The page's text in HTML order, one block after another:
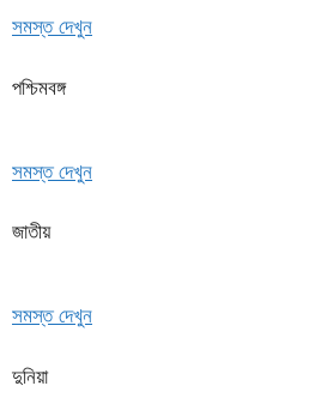
সমস্ত দেখুন
পশ্চিমবঙ্গ
সমস্ত দেখুন
জাতীয়
সমস্ত দেখুন
দুনিয়া